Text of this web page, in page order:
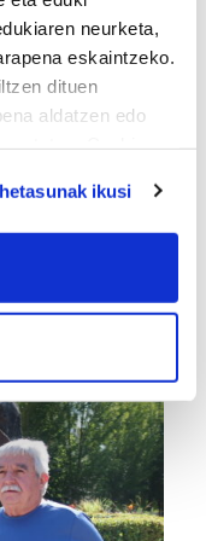
neurketa,
eskaintzeko.
dituen
aldatzen edo
geographical
scanning it for
data is processed
section.
besteak beste,
ikusi